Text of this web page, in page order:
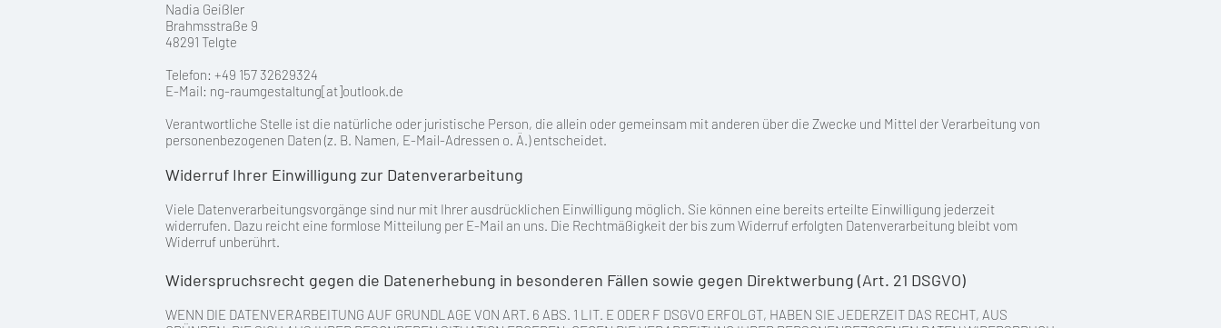
Nadia Geißler
Brahmsstraße 9
48291 Telgte
Telefon: +49 157 32629324
E-Mail: ng-raumgestaltung[at]outlook.de
Verantwortliche Stelle ist die natürliche oder juristische Person, die allein oder gemeinsam mit anderen über die Zwecke und Mittel der Verarbeitung von
personenbezogenen Daten (z. B. Namen, E-Mail-Adressen o. Ä.) entscheidet.
Widerruf Ihrer Einwilligung zur Datenverarbeitung
Viele Datenverarbeitungsvorgänge sind nur mit Ihrer ausdrücklichen Einwilligung möglich. Sie können eine bereits erteilte Einwilligung jederzeit
widerrufen. Dazu reicht eine formlose Mitteilung per E-Mail an uns. Die Rechtmäßigkeit der bis zum Widerruf erfolgten Datenverarbeitung bleibt vom
Widerruf unberührt.
Widerspruchsrecht gegen die Datenerhebung in besonderen Fällen sowie gegen Direktwerbung (Art. 21 DSGVO)
WENN DIE DATENVERARBEITUNG AUF GRUNDLAGE VON ART. 6 ABS. 1 LIT. E ODER F DSGVO ERFOLGT, HABEN SIE JEDERZEIT DAS RECHT, AUS